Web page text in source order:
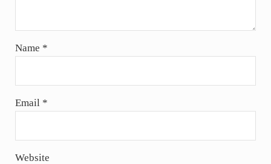
Name *
Email *
Website